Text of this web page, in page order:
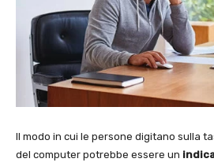
Il modo in cui le persone digitano sulla
del computer potrebbe essere un